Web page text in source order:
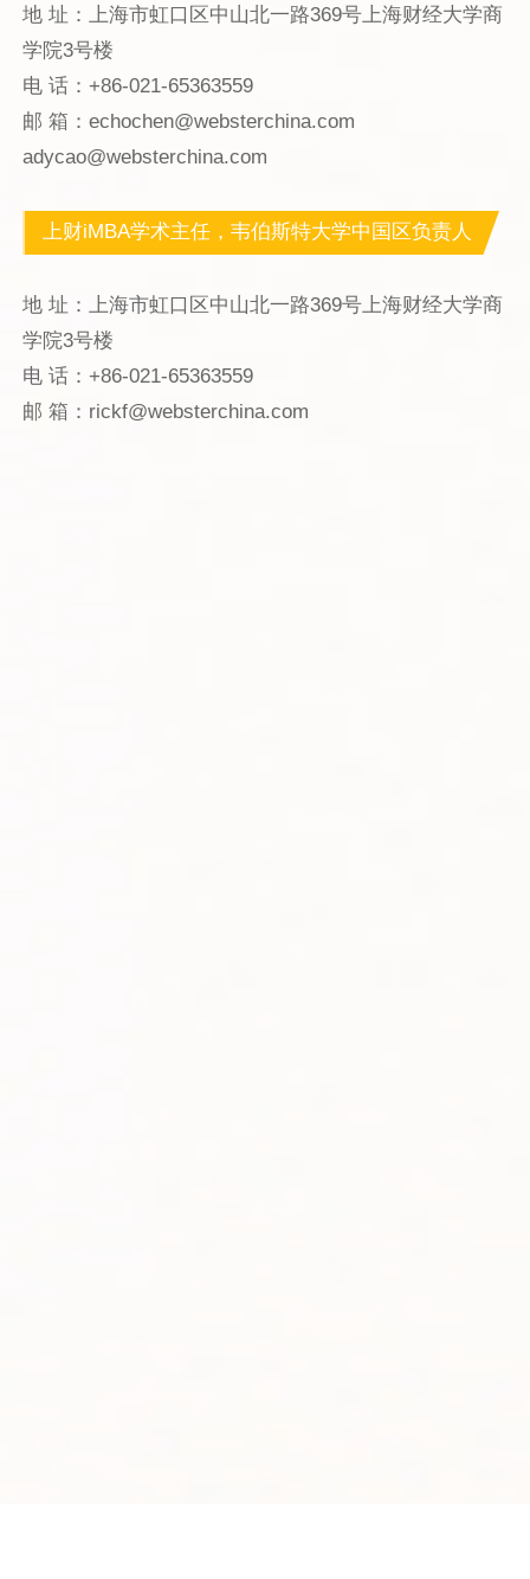
地 址：上海市虹口区中山北一路369号上海财经大学商
学院3号楼
电 话：+86-021-65363559
邮 箱：echochen@websterchina.com
adycao@websterchina.com
上财iMBA学术主任，韦伯斯特大学中国区负责人
地 址：上海市虹口区中山北一路369号上海财经大学商
学院3号楼
电 话：+86-021-65363559
邮 箱：rickf@websterchina.com